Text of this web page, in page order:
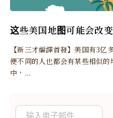
这些美国地图可能会改
【新三才編譯首發】美国有3
便不同的人也都会有某些相似
中，...